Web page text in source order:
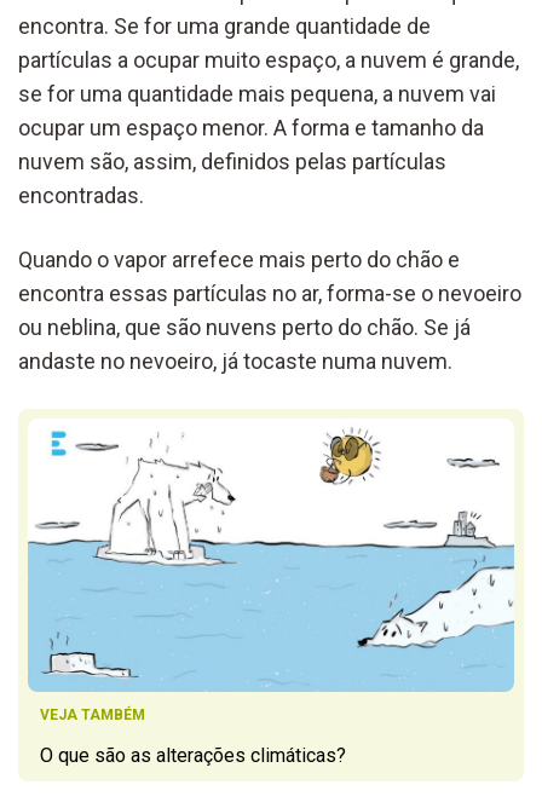
encontra. Se for uma grande quantidade de
partículas a ocupar muito espaço, a nuvem é grande,
se for uma quantidade mais pequena, a nuvem vai
ocupar um espaço menor. A forma e tamanho da
nuvem são, assim, definidos pelas partículas
encontradas.
Quando o vapor arrefece mais perto do chão e
encontra essas partículas no ar, forma-se o nevoeiro
ou neblina, que são nuvens perto do chão. Se já
andaste no nevoeiro, já tocaste numa nuvem.
VEJA TAMBÉM
O que são as alterações climáticas?